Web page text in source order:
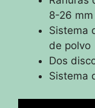
8-26
Sistema
de polvo
Dos
Sistema